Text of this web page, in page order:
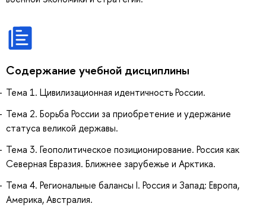
Содержание учебной дисциплины
Тема 1. Цивилизационная идентичность России.
Тема 2. Борьба России за приобретение и удержание
статуса великой державы.
Тема 3. Геополитическое позиционирование. Россия как
Северная Евразия. Ближнее зарубежье и Арктика.
Тема 4. Региональные балансы I. Россия и Запад: Европа,
Америка, Австралия.